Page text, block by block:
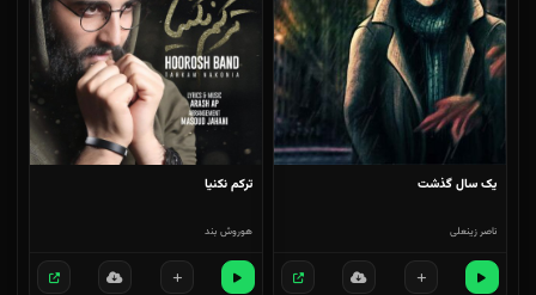
یک سال گذشت
ناصر زینعلی
ترکم نکنیا
هوروش بند